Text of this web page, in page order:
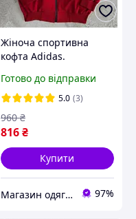
Жіноча спортивна
кофта Adidas.
блискавці з лампасом
весна осінь червона
Готово до відправки
5.0 (3)
816₴
960 ₴
Купити
Магазин одягу та взуття Bootlords 97%